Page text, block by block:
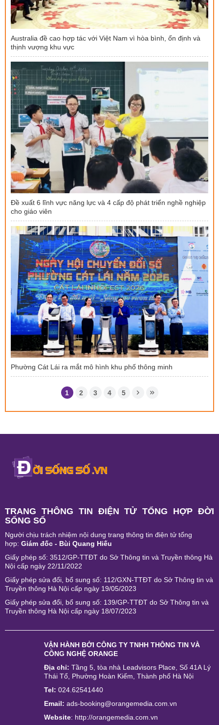
Australia đề cao hợp tác với Việt Nam vì hòa bình, ổn định và
thịnh vượng khu vực
Đề xuất 6 lĩnh vực năng lực và 4 cấp độ phát triển nghề nghiệp
cho giáo viên
Phường Cát Lái ra mắt mô hình khu phố thông minh
1 2 3 4 5
TRANG THÔNG TIN ĐIỆN TỬ TỔNG HỢP ĐỜI
SỐNG SỐ
Người chịu trách nhiệm nội dung trang thông tin điện tử tổng
hợp: Giám đốc - Bùi Quang Hiếu
Giấy phép số: 3512/GP-TTĐT do Sở Thông tin và Truyền thông Hà
Nội cấp ngày 22/11/2022
Giấy phép sửa đổi, bổ sung số: 112/GXN-TTĐT do Sở Thông tin và
Truyền thông Hà Nội cấp ngày 19/05/2023
Giấy phép sửa đổi, bổ sung số: 139/GP-TTĐT do Sở Thông tin và
Truyền thông Hà Nội cấp ngày 18/07/2023
VẬN HÀNH BỞI CÔNG TY TNHH THÔNG TIN VÀ
CÔNG NGHỆ ORANGE
Địa chỉ: Tầng 5, tòa nhà Leadvisors Place, Số 41A Lý
Thái Tổ, Phường Hoàn Kiếm, Thành phố Hà Nội
Tel: 024.62541440
Email: ads-booking@orangemedia.com.vn
Website: http://orangemedia.com.vn